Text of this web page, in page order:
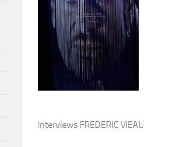
Interviews FREDERIC VIEAU